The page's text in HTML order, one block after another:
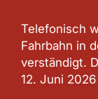
Telefonisch
Fahrbahn in
verständigt.
12. Juni 2026